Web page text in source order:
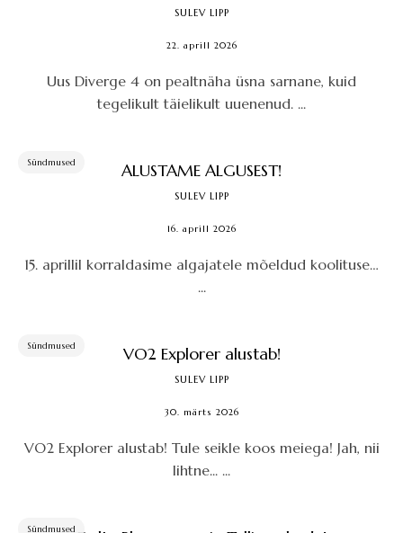
SULEV LIPP
22. aprill 2026
Uus Diverge 4 on pealtnäha üsna sarnane, kuid
tegelikult täielikult uuenenud. ...
Sündmused ALUSTAME ALGUSEST!
SULEV LIPP
16. aprill 2026
15. aprillil korraldasime algajatele mõeldud koolituse…
...
Sündmused VO2 Explorer alustab!
SULEV LIPP
30. märts 2026
VO2 Explorer alustab! Tule seikle koos meiega! Jah, nii
lihtne... ...
Sündmused